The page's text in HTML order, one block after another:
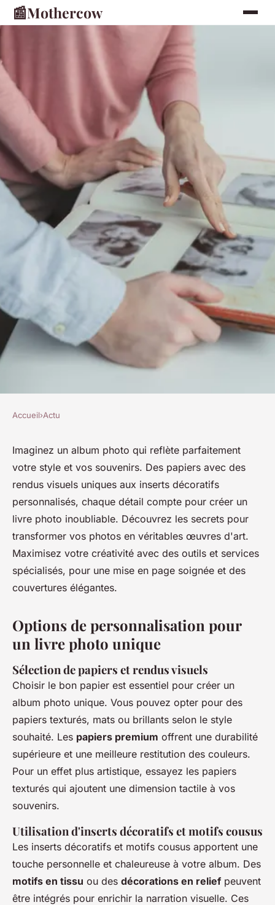
📰Mothercow
Personnalisez votre livre
photo - album photo avec style
admin•28 juin 2024•3 min de lecture
Accueil›Actu
Imaginez un album photo qui reflète parfaitement
votre style et vos souvenirs. Des papiers avec des
rendus visuels uniques aux inserts décoratifs
personnalisés, chaque détail compte pour créer un
livre photo inoubliable. Découvrez les secrets pour
transformer vos photos en véritables œuvres d'art.
Maximisez votre créativité avec des outils et services
spécialisés, pour une mise en page soignée et des
couvertures élégantes.
Options de personnalisation pour
un livre photo unique
Sélection de papiers et rendus visuels
Choisir le bon papier est essentiel pour créer un
album photo unique. Vous pouvez opter pour des
papiers texturés, mats ou brillants selon le style
souhaité. Les papiers premium offrent une durabilité
supérieure et une meilleure restitution des couleurs.
Pour un effet plus artistique, essayez les papiers
texturés qui ajoutent une dimension tactile à vos
souvenirs.
Utilisation d'inserts décoratifs et motifs cousus
Les inserts décoratifs et motifs cousus apportent une
touche personnelle et chaleureuse à votre album. Des
motifs en tissu ou des décorations en relief peuvent
être intégrés pour enrichir la narration visuelle. Ces